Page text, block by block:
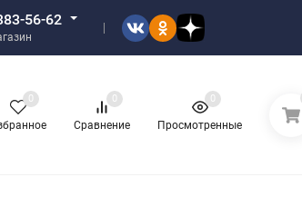
56-62
0
Сравнение
0
Просмотренные
0